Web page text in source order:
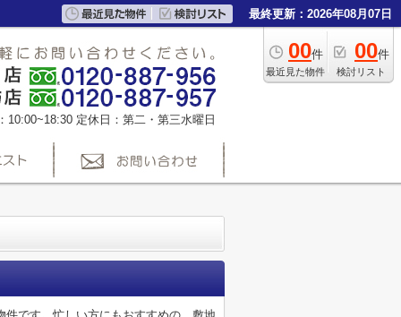
最終更新：2026年08月07日
00件
最近見た物件
00件
検討リスト
10:00~18:30 定休日：第二・第三水曜日